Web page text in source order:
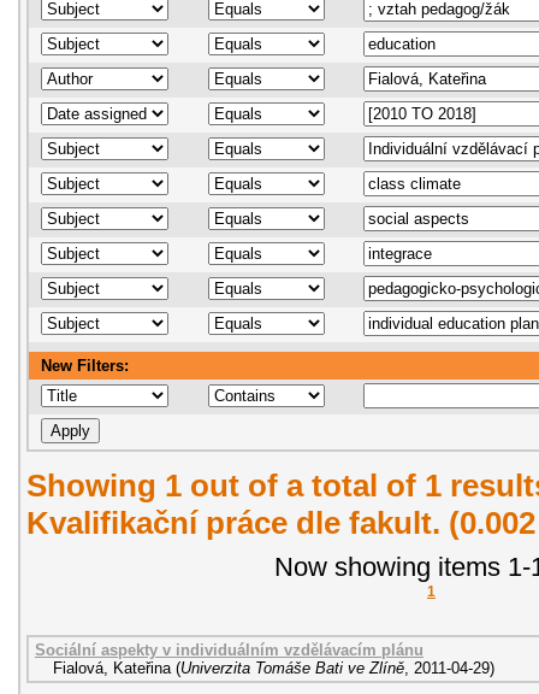
New Filters:
Showing 1 out of a total of 1
Kvalifikační práce dle fakult.
Now showing items 1-
1
Sociální aspekty v individuálním vzdělávacím plánu
Fialová, Kateřina (Univerzita Tomáše Bati ve Zlíně 2011-04-29)